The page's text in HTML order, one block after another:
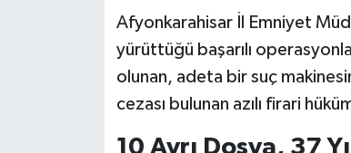
Afyonkarahisar İl Emniyet
yürüttüğü başarılı
olunan, adeta bir suç
cezası bulunan azılı firari
10 Ayrı Dosya, 37